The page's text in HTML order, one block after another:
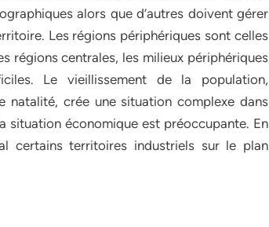
alors que d’autres doivent gérer
Les régions périphériques sont celles
régions centrales, les milieux périphériques
Le vieillissement de la population,
crée une situation complexe dans
situation économique est préoccupante. En
certains territoires industriels sur le plan